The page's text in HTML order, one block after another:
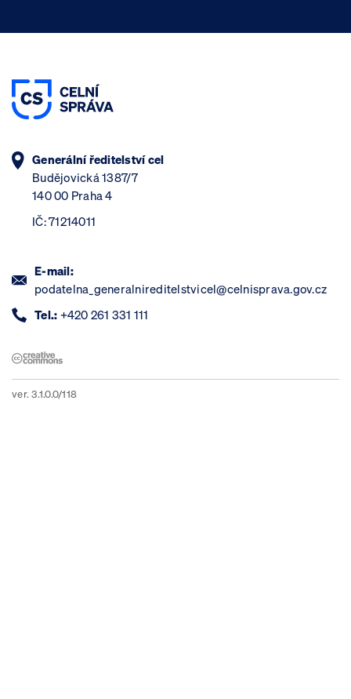
Generální ředitelství cel
Budějovická 1387/7
140 00 Praha 4
IČ: 71214011
E-mail:
podatelna_generalnireditelstvicel@celnisprava.gov.cz
Tel.: +420 261 331 111
ver. 3.1.0.0/118